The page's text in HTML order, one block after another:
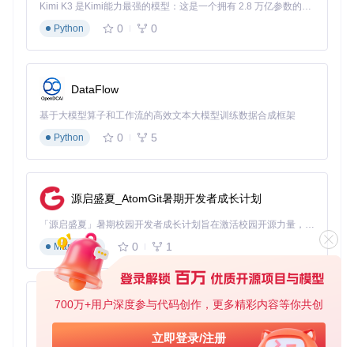
700万+用户深度参与代码创作，更多精彩内容等你共创
立即登录/注册
OOTDiffusion支持各种体型和姿态的模特图片
然后，选择你喜欢的服装图片，例如这件VANS印花T恤：
OOTDiffusion兼容各种服装类型的图片
接下来，通过OOTDiffusion的Web界面上传这两张图片，系统
将自动生成试穿效果：
OOTDiffusion生成的高清虚拟试衣效果
要在自己的电脑上体验OOTDiffusion，只需执行以下步骤：
克隆项目仓库：
clone
cd
安装依赖：
Kimi K3 是Kimi能力最强的模型：这是一个拥有 2.8 万亿参数的混合专家（MoE）模型，具备原生视觉理解能力，并支持 100 万 token 的上下文窗口。
Python
0 0
DataFlow
基于大模型算子和工作流的高效文本大模型训练数据合成框架
Python
0 5
源启盛夏_AtomGit暑期开发者成长计划
「源启盛夏」暑期校园开发者成长计划旨在激活校园开源力量，通过积分激励、认证扶持、资源倾斜等形式，引导高校组织和开发者完成「入驻 — 建项目 — 做贡献 — 获认证 — 得资源」的完整闭环。无论你是想带领社团入驻平台的组织者，还是希望用代码贡献证明自己的开发者，都能在这里找到属于你的成长路径。
Markdown
0 1
py-xiaozhi
基于Python的Xiaozhi AI，适用于想要完整Xiaozhi体验而无需拥有专用硬件的用户。